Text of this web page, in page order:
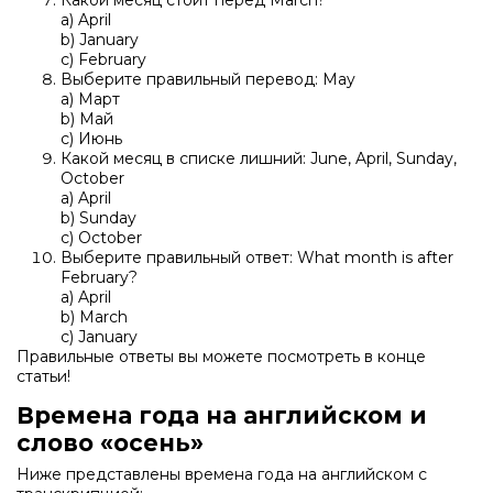
a) April
b) January
c) February
Выберите правильный перевод: May
a) Март
b) Май
c) Июнь
Какой месяц в списке лишний: June, April, Sunday,
October
a) April
b) Sunday
c) October
Выберите правильный ответ: What month is after
February?
a) April
b) March
c) January
Правильные ответы вы можете посмотреть в конце
статьи!
Времена года на английском и
слово «осень»
Ниже представлены времена года на английском с